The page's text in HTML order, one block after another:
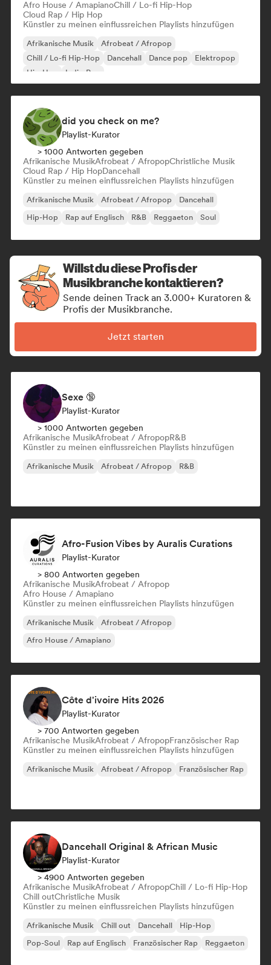
Afro House / AmapianoChill / Lo-fi Hip-Hop
Cloud Rap / Hip Hop
Künstler zu meinen einflussreichen Playlists hinzufügen
Afrikanische Musik
Afrobeat / Afropop
Chill / Lo-fi Hip-Hop
Dancehall Dance pop
Elektropop
Hip-Hop
Indie-Pop
did you check on me?
Playlist-Kurator
> 1000 Antworten gegeben
Afrikanische MusikAfrobeat / AfropopChristliche Musik
Cloud Rap / Hip HopDancehall
Künstler zu meinen einflussreichen Playlists hinzufügen
Afrikanische Musik Afrobeat / Afropop
Dancehall
Hip-Hop
Rap auf Englisch R&B Reggaeton Soul
Willst du diese Profis der
Musikbranche kontaktieren?
Sende deinen Track an 3.000+ Kuratoren &
Profis der Musikbranche.
Jetzt starten
Sexe 🔞
Playlist-Kurator
> 1000 Antworten gegeben
Afrikanische MusikAfrobeat / AfropopR&B
Künstler zu meinen einflussreichen Playlists hinzufügen
Afrikanische Musik Afrobeat / Afropop R&B
Afro-Fusion Vibes by Auralis Curations
Playlist-Kurator
> 800 Antworten gegeben
Afrikanische MusikAfrobeat / Afropop
Afro House / Amapiano
Künstler zu meinen einflussreichen Playlists hinzufügen
Afrikanische Musik
Afrobeat / Afropop
Afro House / Amapiano
Côte d'ivoire Hits 2026
Playlist-Kurator
> 700 Antworten gegeben
Afrikanische MusikAfrobeat / AfropopFranzösischer Rap
Künstler zu meinen einflussreichen Playlists hinzufügen
Afrikanische Musik Afrobeat / Afropop Französischer Rap
Dancehall Original & African Music
Playlist-Kurator
> 4900 Antworten gegeben
Afrikanische MusikAfrobeat / AfropopChill / Lo-fi Hip-Hop
Chill outChristliche Musik
Künstler zu meinen einflussreichen Playlists hinzufügen
Afrikanische Musik Chill out Dancehall
Hip-Hop
Pop-Soul
Rap auf Englisch Französischer Rap Reggaeton